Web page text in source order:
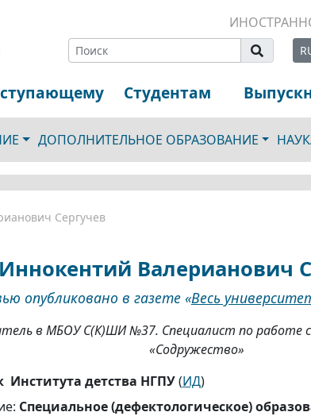
Студентам
ДОПОЛНИТЕЛЬНОЕ ОБРАЗОВАНИЕ
Сергучев
Иннокентий Валерианович
опубликовано в газете «Весь
в МБОУ С(К)ШИ №37. Специалист по работе
«Содружество»
Института детства НГПУ(ИД)
Специальное (дефектологическое)